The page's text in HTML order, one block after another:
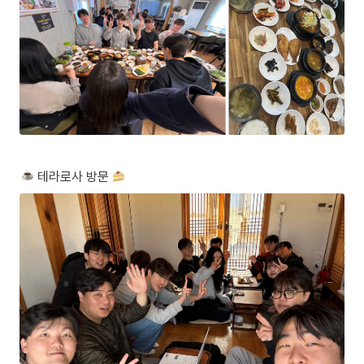
테라로사 방문